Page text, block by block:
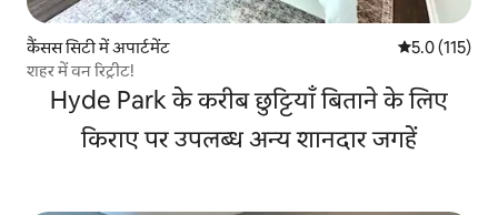
कैंसस सिटी में अपार्टमेंट औसत रेटिंग 5 में
5.0 (115)
शहर में वन रिट्रीट!
Hyde Park के करीब छुट्टियाँ बिताने के लिए
किराए पर उपलब्ध अन्य शानदार जगहें